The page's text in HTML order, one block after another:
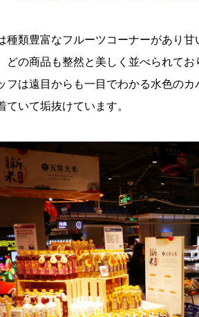
種類豊富なフルーツコーナーがあり
どの商品も整然と美しく並べられて
フは遠目からも一目でわかる水色の
ていて垢抜けています。